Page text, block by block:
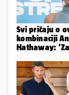
Svi pričaju o
kombinaciji
Hathaway:
Užasno je...'